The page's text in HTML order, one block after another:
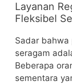
Layanan
Fleksibel
Sadar
seragam
Beberapa
sementara